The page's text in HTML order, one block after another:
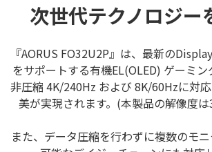
次世代テクノロジー
『AORUS FO32U2P』は、最新の
をサポートする有機EL(OLED) ゲーミン
非圧縮 4K/240Hz および 8K/60Hzに対
美が実現されます。(本製品の解像度
また、データ圧縮を行わずに複数のモ